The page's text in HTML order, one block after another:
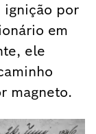
ignição por
em
ele
magneto.